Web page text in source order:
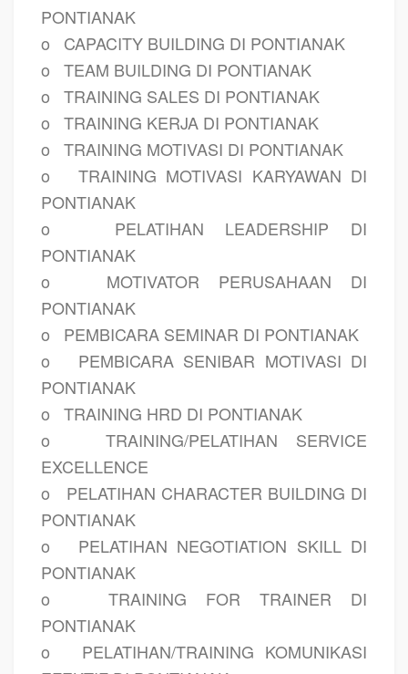
PONTIANAK
o
CAPACITY BUILDING DI PONTIANAK
o
TEAM BUILDING DI PONTIANAK
o
TRAINING SALES DI PONTIANAK
o
TRAINING KERJA DI PONTIANAK
o
TRAINING MOTIVASI DI PONTIANAK
o
TRAINING MOTIVASI KARYAWAN DI
PONTIANAK
o
PELATIHAN LEADERSHIP DI
PONTIANAK
o
MOTIVATOR PERUSAHAAN DI
PONTIANAK
o
PEMBICARA SEMINAR DI PONTIANAK
o
PEMBICARA SENIBAR MOTIVASI DI
PONTIANAK
o
TRAINING HRD DI PONTIANAK
o
TRAINING/PELATIHAN SERVICE
EXCELLENCE
o
PELATIHAN CHARACTER BUILDING DI
PONTIANAK
o
PELATIHAN NEGOTIATION SKILL DI
PONTIANAK
o
TRAINING FOR TRAINER DI
PONTIANAK
o
PELATIHAN/TRAINING KOMUNIKASI